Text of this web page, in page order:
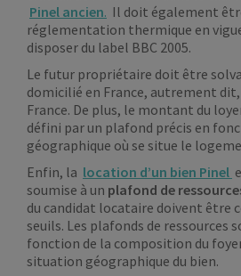
Pinel ancien. Il doit également
réglementation thermique en
disposer du label BBC 2005.
Le futur propriétaire doit être
domicilié en France, autrement
France. De plus, le montant du
défini par un plafond précis en
géographique où se situe le
Enfin, la location d’un bien Pinel
soumise à un plafond de
du candidat locataire doivent être
seuils. Les plafonds de ressources
fonction de la composition du
situation géographique du bien.